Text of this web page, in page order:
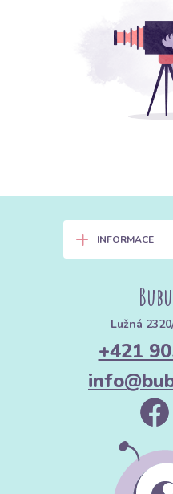
+ INFORMACE
Lužná
+421